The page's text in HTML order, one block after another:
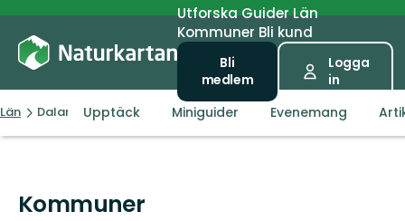
UtforskaGuiderLän
Kommuner Bli kund
Bli
medlem
Logga
in
Län Dalarnas länUpptäck Miniguider Evenemang
Kommuner